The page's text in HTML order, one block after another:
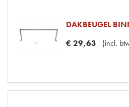
DAKBEUGEL
€ 29,63 (incl.